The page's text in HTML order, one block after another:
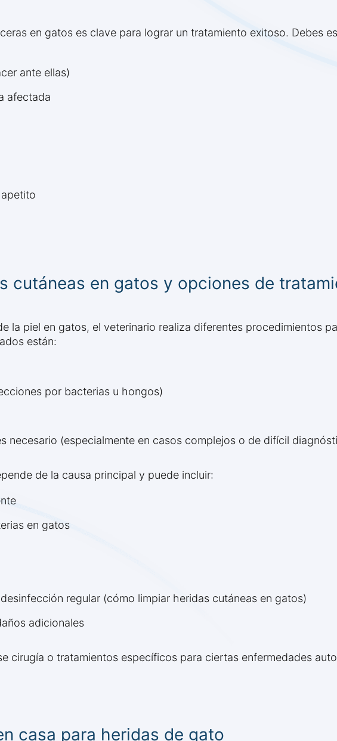
en gatos es clave para lograr un tratamiento exitoso. Debes
ante ellas)
afectada
cutáneas en gatos y opciones de
la piel en gatos, el veterinario realiza diferentes procedimientos
están:
por bacterias u hongos)
necesario (especialmente en casos complejos o de difícil
de la causa principal y puede incluir:
en gatos
regular (cómo limpiar heridas cutáneas en gatos)
adicionales
cirugía o tratamientos específicos para ciertas enfermedades
casa para heridas de gato